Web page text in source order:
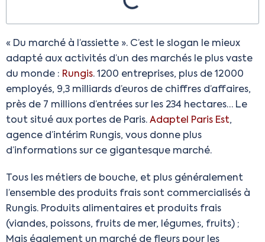
« Du marché à l’assiette ». C’est le slogan le mieux
adapté aux activités d’un des marchés le plus vaste
du monde : Rungis. 1200 entreprises, plus de 12 000
employés, 9,3 milliards d’euros de chiffres d’affaires,
près de 7 millions d’entrées sur les 234 hectares… Le
tout situé aux portes de Paris. Adaptel Paris Est,
agence d’intérim Rungis, vous donne plus
d’informations sur ce gigantesque marché.
Tous les métiers de bouche, et plus généralement
l’ensemble des produits frais sont commercialisés à
Rungis. Produits alimentaires et produits frais
(viandes, poissons, fruits de mer, légumes, fruits) ;
Mais également un marché de fleurs pour les